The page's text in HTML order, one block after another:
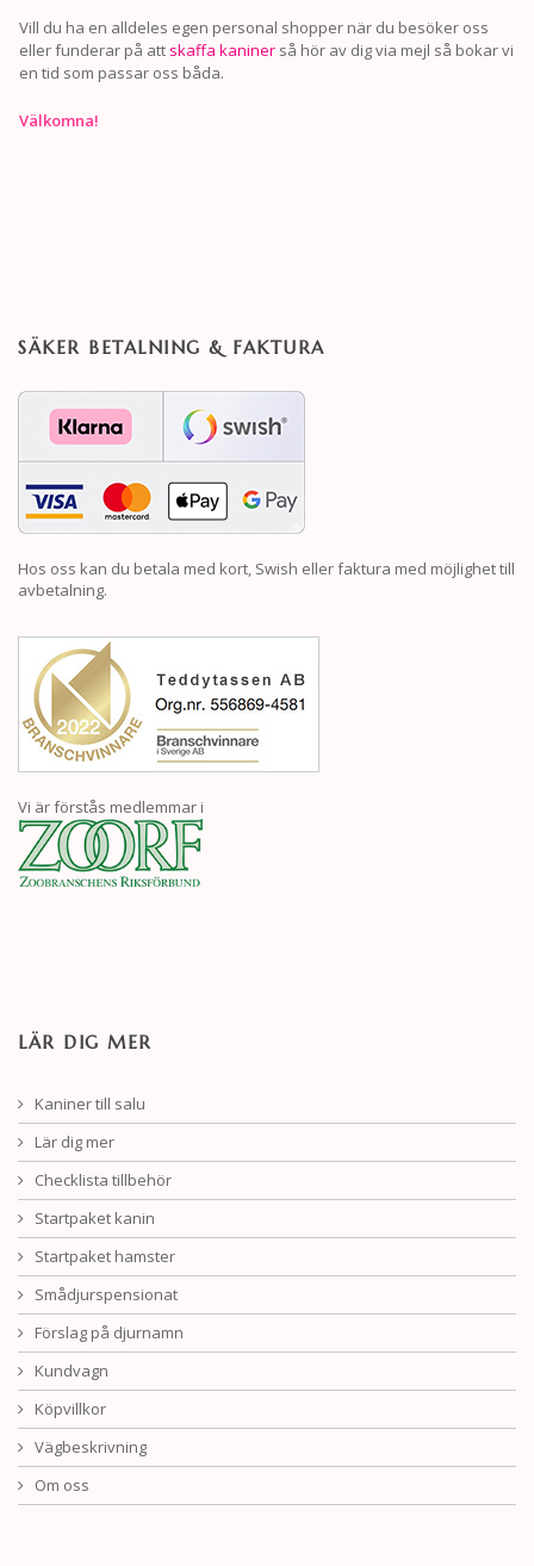
Vill du ha en alldeles egen personal shopper när du besöker oss
eller funderar på att skaffa kaniner så hör av dig via mejl så bokar vi
en tid som passar oss båda.
Välkomna!
SÄKER BETALNING & FAKTURA
Hos oss kan du betala med kort, Swish eller faktura med möjlighet till
avbetalning.
Vi är förstås medlemmar i
LÄR DIG MER
Kaniner till salu
Lär dig mer
Checklista tillbehör
Startpaket kanin
Startpaket hamster
Smådjurspensionat
Förslag på djurnamn
Kundvagn
Köpvillkor
Vägbeskrivning
Om oss